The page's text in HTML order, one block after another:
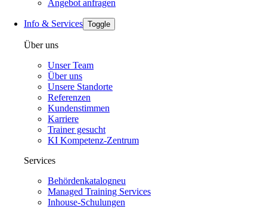
Angebot anfragen
Info & Services Toggle
Über uns
Unser Team
Über uns
Unsere Standorte
Referenzen
Kundenstimmen
Karriere
Trainer gesucht
KI Kompetenz-Zentrum
Services
Behördenkatalogneu
Managed Training Services
Inhouse-Schulungen